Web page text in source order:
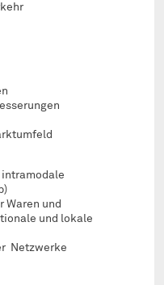
Waren und
und lokale
Netzwerke